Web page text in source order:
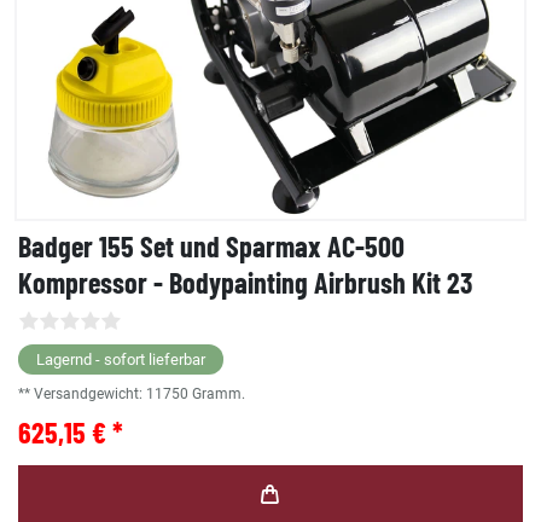
Badger 155 Set und Sparmax AC-500
Kompressor - Bodypainting Airbrush Kit 23
Lagernd - sofort lieferbar
** Versandgewicht: 11750 Gramm.
625,15 € *